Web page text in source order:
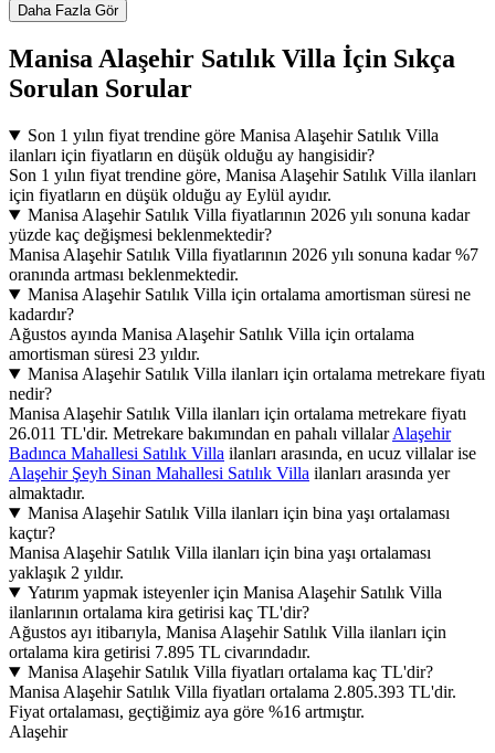
Daha Fazla Gör
Manisa Alaşehir Satılık Villa İçin Sıkça
Sorulan Sorular
Son 1 yılın fiyat trendine göre Manisa Alaşehir Satılık Villa
ilanları için fiyatların en düşük olduğu ay hangisidir?
Son 1 yılın fiyat trendine göre, Manisa Alaşehir Satılık Villa ilanları
için fiyatların en düşük olduğu ay Eylül ayıdır.
Manisa Alaşehir Satılık Villa fiyatlarının 2026 yılı sonuna kadar
yüzde kaç değişmesi beklenmektedir?
Manisa Alaşehir Satılık Villa fiyatlarının 2026 yılı sonuna kadar %7
oranında artması beklenmektedir.
Manisa Alaşehir Satılık Villa için ortalama amortisman süresi ne
kadardır?
Ağustos ayında Manisa Alaşehir Satılık Villa için ortalama
amortisman süresi 23 yıldır.
Manisa Alaşehir Satılık Villa ilanları için ortalama metrekare fiyatı
nedir?
Manisa Alaşehir Satılık Villa ilanları için ortalama metrekare fiyatı
26.011 TL'dir. Metrekare bakımından en pahalı villalarAlaşehir
Badınca Mahallesi Satılık Villa ilanları arasında, en ucuz villalar ise
Alaşehir Şeyh Sinan Mahallesi Satılık Villa ilanları arasında yer
almaktadır.
Manisa Alaşehir Satılık Villa ilanları için bina yaşı ortalaması
kaçtır?
Manisa Alaşehir Satılık Villa ilanları için bina yaşı ortalaması
yaklaşık 2 yıldır.
Yatırım yapmak isteyenler için Manisa Alaşehir Satılık Villa
ilanlarının ortalama kira getirisi kaç TL'dir?
Ağustos ayı itibarıyla, Manisa Alaşehir Satılık Villa ilanları için
ortalama kira getirisi 7.895 TL civarındadır.
Manisa Alaşehir Satılık Villa fiyatları ortalama kaç TL'dir?
Manisa Alaşehir Satılık Villa fiyatları ortalama 2.805.393 TL'dir.
Fiyat ortalaması, geçtiğimiz aya göre %16 artmıştır.
Alaşehir